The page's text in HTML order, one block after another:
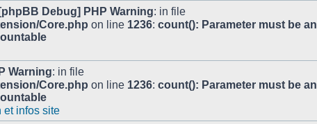
[phpBB Debug] PHP Warning: in file
Core.php on line 1236: count(): Parameter must be an
Warning: in file
Core.php on line 1236: count(): Parameter must be an
et infos site